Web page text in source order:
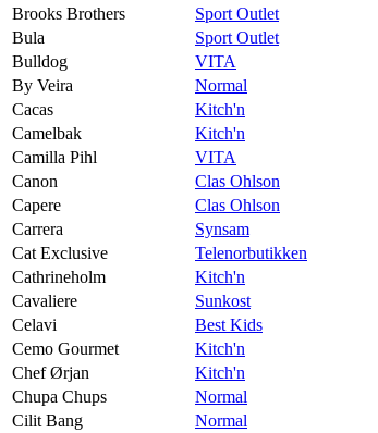
Brooks Brothers
Sport Outlet
Bula
Sport Outlet
Bulldog
VITA
By Veira
Normal
Cacas
Kitch'n
Camelbak
Kitch'n
Camilla Pihl
VITA
Canon
Clas Ohlson
Capere
Clas Ohlson
Carrera
Synsam
Cat Exclusive
Telenorbutikken
Cathrineholm
Kitch'n
Cavaliere
Sunkost
Celavi
Best Kids
Cemo Gourmet
Kitch'n
Chef Ørjan
Kitch'n
Chupa Chups
Normal
Cilit Bang
Normal